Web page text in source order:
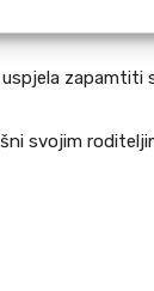
zapamtiti
svojim